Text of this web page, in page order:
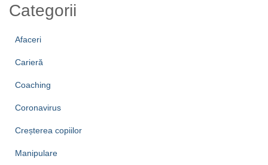
Categorii
Afaceri
Carieră
Coaching
Coronavirus
Creșterea copiilor
Manipulare